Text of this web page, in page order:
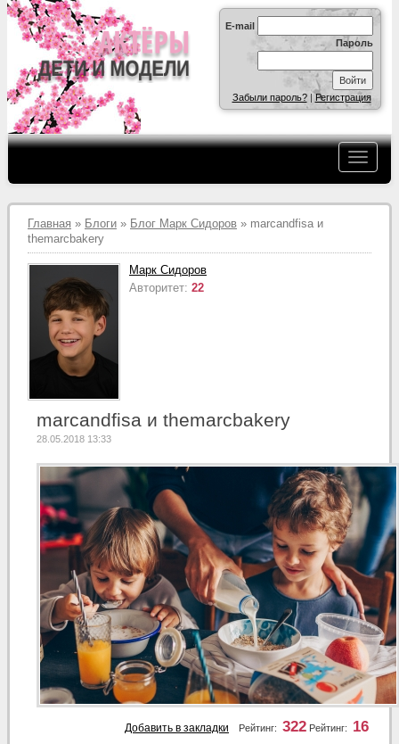
E-mail
Пароль
Забыли пароль?|Регистрация
Главная » Блоги » Блог Марк Сидоров » marcandfisa и
themarcbakery
Марк Сидоров
Авторитет: 22
marcandfisa и themarcbakery
28.05.2018 13:33
Рейтинг: 16
Рейтинг: 322
Добавить в закладки